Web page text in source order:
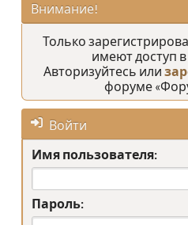
Внимание!
Только
имеют доступ в
Авторизуйтесь или
форуме
Войти
Имя пользователя:
Пароль: